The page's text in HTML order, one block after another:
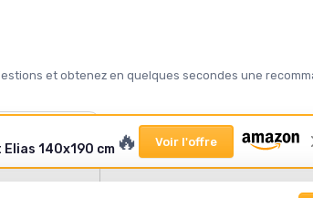
Elias 140x190 cm 🔥 Voir l'offre
et obtenez en quelques secondes une
hiver